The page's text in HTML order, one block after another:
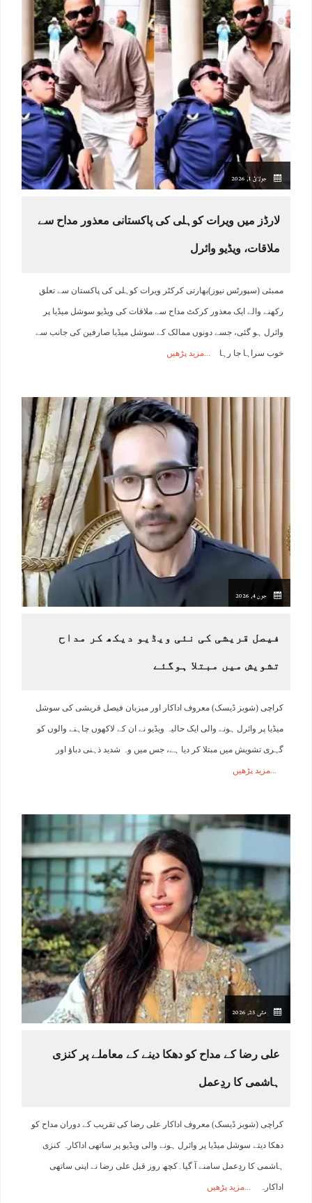
جولائ 1, 2026
لارڈز میں ویرات کوہلی کی پاکستانی معذور مداح سے
ملاقات، ویڈیو وائرل
ممبئی (سپورٹس نیوز)بھارتی کرکٹر ویرات کوہلی کی پاکستان سے تعلق
رکھنے والے ایک معذور کرکٹ مداح سے ملاقات کی ویڈیو سوشل میڈیا پر
وائرل ہو گئی، جسے دونوں ممالک کے سوشل میڈیا صارفین کی جانب سے
خوب سراہا جا رہا مزید پڑھیں
جون 4, 2026
فیصل قریشی کی نئی ویڈیو دیکھ کر مداح
تشویش میں مبتلا ہوگئے
کراچی (شوبز ڈیسک) معروف اداکار اور میزبان فیصل قریشی کی سوشل
میڈیا پر وائرل ہونے والی ایک حالیہ ویڈیو نے ان کے لاکھوں چاہنے والوں کو
گہری تشویش میں مبتلا کر دیا ہے، جس میں وہ شدید ذہنی دباﺅ اور
مزید پڑھیں
مئی 25, 2026
علی رضا کے مداح کو دھکا دینے کے معاملے پر کنزی
ہاشمی کا ردِعمل
کراچی (شوبز ڈیسک) معروف اداکار علی رضا کی تقریب کے دوران مداح کو
دھکا دیتے سوشل میڈیا پر وائرل ہونے والی ویڈیو پر ساتھی اداکارہ کنزی
ہاشمی کا ردِعمل سامنے آ گیا۔کچھ روز قبل علی رضا نے اپنی ساتھی
اداکارہ مزید پڑھیں